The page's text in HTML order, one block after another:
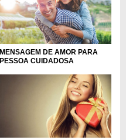
MENSAGEM DE AMOR PARA
PESSOA CUIDADOSA